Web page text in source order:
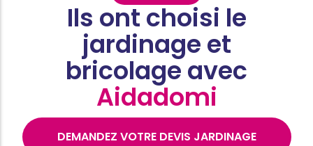
Ils ont choisi le
jardinage et
bricolage avec
Aidadomi
DEMANDEZ VOTRE DEVIS JARDINAGE